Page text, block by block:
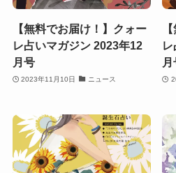
【無料でお届け！】クォー
レ占いマガジン 2023年12
月号
2023年11月10日 ニュース